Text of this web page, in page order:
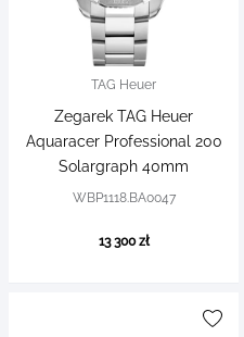
TAG Heuer
Zegarek TAG Heuer
Aquaracer Professional 200
Solargraph 40mm
WBP1118.BA0047
13 300 zł